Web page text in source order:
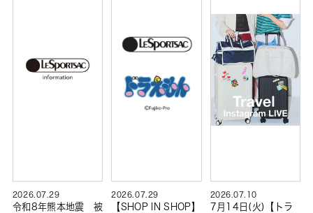
2026.07.29
令和8年熊本地震 被
2026.07.29
【SHOP IN SHOP】
2026.07.10
7月14日(火)【トラ